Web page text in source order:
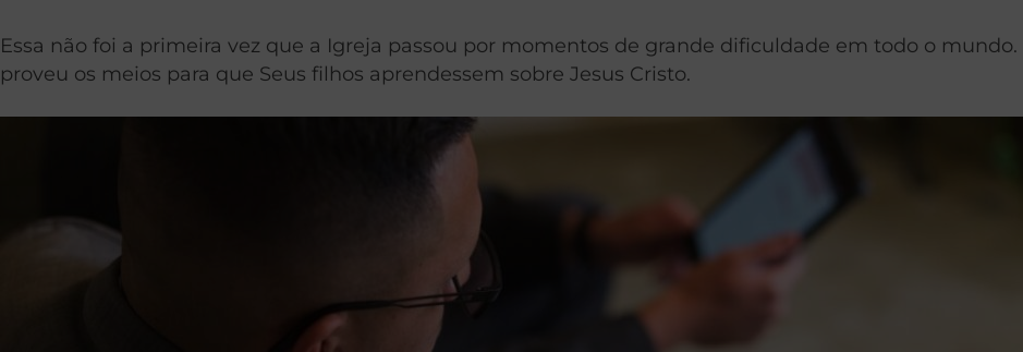
Essa não foi a primeira vez que a Igreja passou por momentos de grande dificuldade em todo o
proveu os meios para que Seus filhos aprendessem sobre Jesus Cristo.